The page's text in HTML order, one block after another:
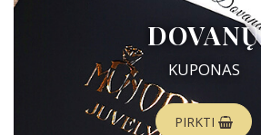
DOVANŲ
KUPONAS
PIRKTI